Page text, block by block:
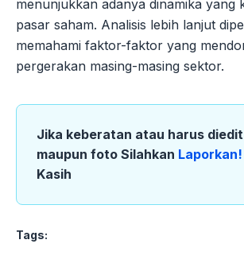
menunjukkan adanya dinamika yang
pasar saham. Analisis lebih lanjut
memahami faktor-faktor yang
pergerakan masing-masing sektor.
Jika keberatan atau harus
maupun foto Silahkan Laporkan!
Kasih
Tags: